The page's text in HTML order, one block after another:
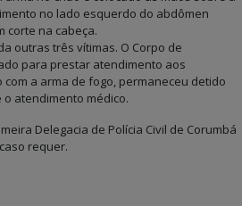
no lado esquerdo do abdômen
corte na cabeça.
outras três vítimas. O Corpo de
para prestar atendimento aos
a arma de fogo, permaneceu detido
atendimento médico.
Delegacia de Polícia Civil de Corumbá
requer.